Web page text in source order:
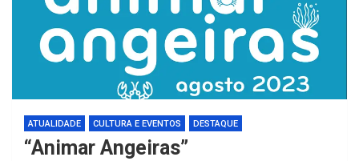
ATUALIDADE CULTURA E EVENTOS DESTAQUE
“Animar Angeiras”